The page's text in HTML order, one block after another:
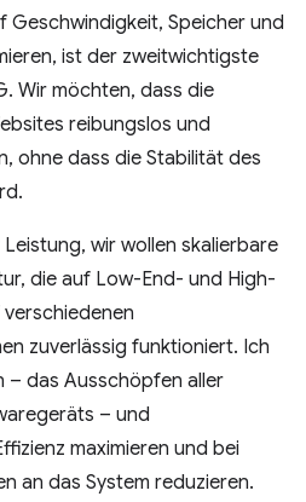
Geschwindigkeit, Speicher und
ist der zweitwichtigste
Wir möchten, dass die
reibungslos und
ohne dass die Stabilität des
wir wollen skalierbare
die auf Low-End- und High-
zuverlässig funktioniert. Ich
– das Ausschöpfen aller
– und
maximieren und bei
an das System reduzieren.